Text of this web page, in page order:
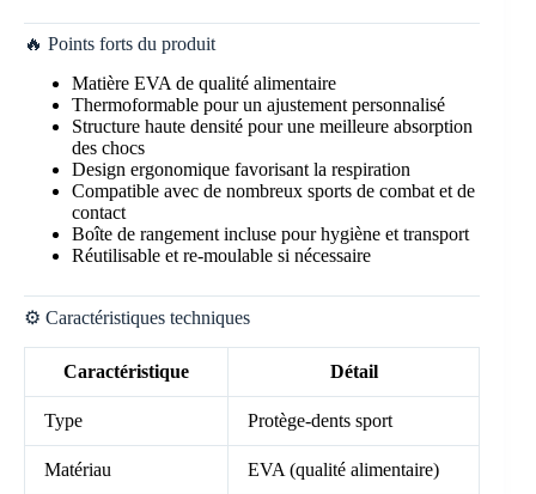
🔥 Points forts du produit
Matière EVA de qualité alimentaire
Thermoformable pour un ajustement personnalisé
Structure haute densité pour une meilleure absorption
des chocs
Design ergonomique favorisant la respiration
Compatible avec de nombreux sports de combat et de
contact
Boîte de rangement incluse pour hygiène et transport
Réutilisable et re-moulable si nécessaire
⚙️ Caractéristiques techniques
Caractéristique Détail
Type Protège-dents sport
Matériau EVA (qualité alimentaire)